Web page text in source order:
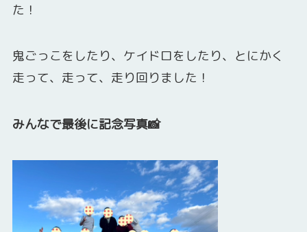
た！
鬼ごっこをしたり、ケイドロをしたり、とにかく
走って、走って、走り回りました！
みんなで最後に記念写真📸